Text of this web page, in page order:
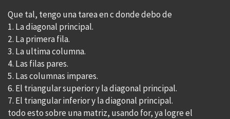
Que tal, tengo una tarea en c donde debo de
1. La diagonal principal.
2. La primera fila.
3. La ultima columna.
4. Las filas pares.
5. Las columnas impares.
6. El triangular superior y la diagonal principal.
7. El triangular inferior y la diagonal principal.
todo esto sobre una matriz, usando for, ya logre el